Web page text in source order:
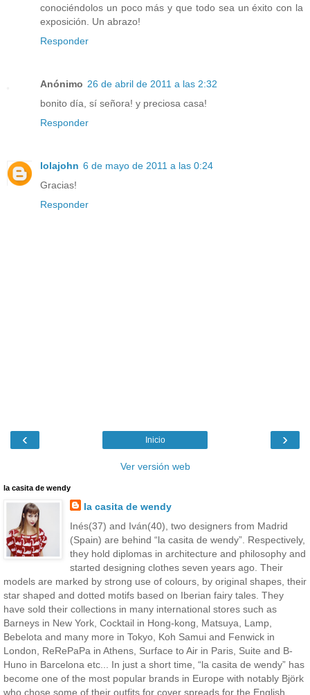
conociéndolos un poco más y que todo sea un éxito con la
exposición. Un abrazo!
Responder
Anónimo 26 de abril de 2011 a las 2:32
bonito día, sí señora! y preciosa casa!
Responder
lolajohn 6 de mayo de 2011 a las 0:24
Gracias!
Responder
‹ ›
Inicio
Ver versión web
la casita de wendy
la casita de wendy
Inés(37) and Iván(40), two designers from Madrid
(Spain) are behind “la casita de wendy”. Respectively,
they hold diplomas in architecture and philosophy and
started designing clothes seven years ago. Their
models are marked by strong use of colours, by original shapes, their
star shaped and dotted motifs based on Iberian fairy tales. They
have sold their collections in many international stores such as
Barneys in New York, Cocktail in Hong-kong, Matsuya, Lamp,
Bebelota and many more in Tokyo, Koh Samui and Fenwick in
London, ReRePaPa in Athens, Surface to Air in Paris, Suite and B-
Huno in Barcelona etc... In just a short time, “la casita de wendy” has
become one of the most popular brands in Europe with notably Björk
who chose some of their outfits for cover spreads for the English